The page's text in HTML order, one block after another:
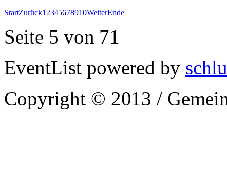
StartZurück1 2345678910WeiterEnde
Seite 5 von 71
EventList powered by
Copyright © 2013 /